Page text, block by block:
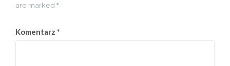
are marked *
Komentarz *